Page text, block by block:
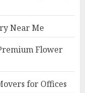
Near Me
Flower
for Offices